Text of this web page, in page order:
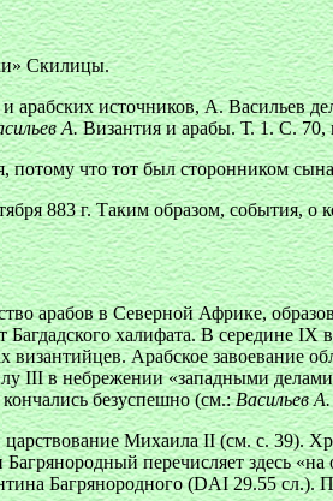
Скилицы.
источников, А. Васильев
А.Византия и арабы. Т. 1. С. 70,
что тот был сторонником
883 г. Таким образом, события, о
арабов в Северной Африке,
халифата. В середине
Арабское завоевание
III в небрежении «западными
безуспешно (см.:Васильев А.
Михаила II (см. с. 39).
перечисляет здесь
Багрянородного (DAI 29.55 сл.).